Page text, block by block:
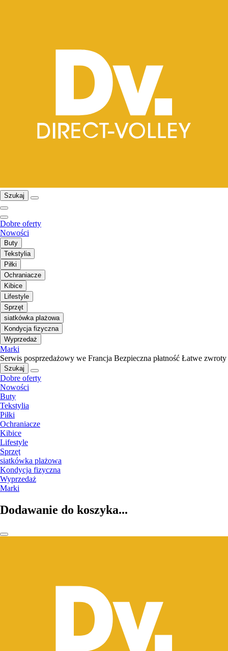
Szukaj
Dobre oferty
Nowości
Buty
Tekstylia
Piłki
Ochraniacze
Kibice
Lifestyle
Sprzęt
siatkówka plażowa
Kondycja fizyczna
Wyprzedaż
Marki
Serwis posprzedażowy we Francja Bezpieczna płatność Łatwe zwroty
Szukaj
Dobre oferty
Nowości
Buty
Tekstylia
Piłki
Ochraniacze
Kibice
Lifestyle
Sprzęt
siatkówka plażowa
Kondycja fizyczna
Wyprzedaż
Marki
Dodawanie do koszyka...